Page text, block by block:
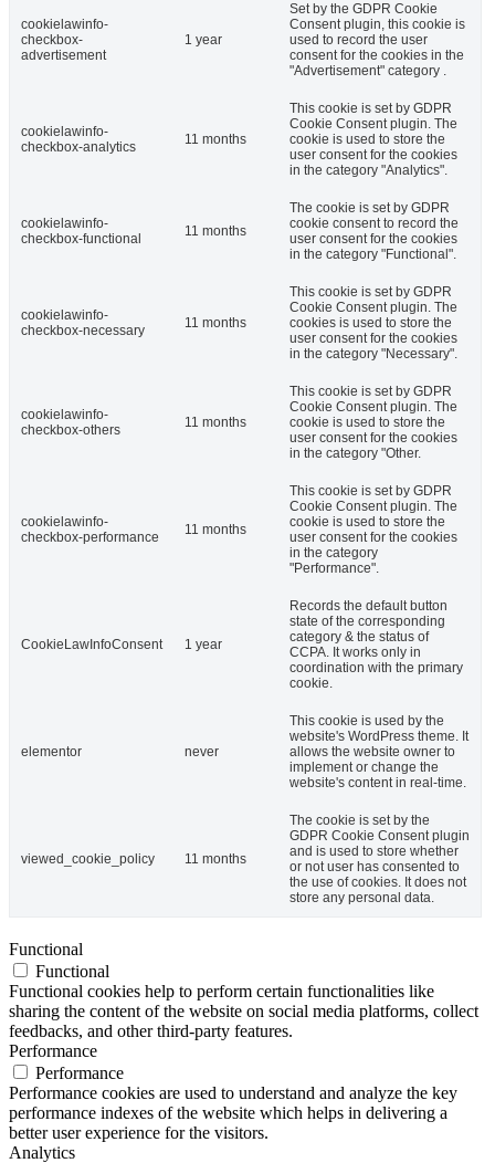
cookielawinfo-
checkbox-
advertisement
1 year
Set by the GDPR Cookie
Consent plugin, this cookie is
used to record the user
consent for the cookies in the
"Advertisement" category .
cookielawinfo-
checkbox-analytics
11 months
This cookie is set by GDPR
Cookie Consent plugin. The
cookie is used to store the
user consent for the cookies
in the category "Analytics".
cookielawinfo-
checkbox-functional
11 months
The cookie is set by GDPR
cookie consent to record the
user consent for the cookies
in the category "Functional".
cookielawinfo-
checkbox-necessary
11 months
This cookie is set by GDPR
Cookie Consent plugin. The
cookies is used to store the
user consent for the cookies
in the category "Necessary".
cookielawinfo-
checkbox-others
11 months
This cookie is set by GDPR
Cookie Consent plugin. The
cookie is used to store the
user consent for the cookies
in the category "Other.
cookielawinfo-
checkbox-performance
11 months
This cookie is set by GDPR
Cookie Consent plugin. The
cookie is used to store the
user consent for the cookies
in the category
"Performance".
CookieLawInfoConsent 1 year
Records the default button
state of the corresponding
category & the status of
CCPA. It works only in
coordination with the primary
cookie.
elementor never
This cookie is used by the
website's WordPress theme. It
allows the website owner to
implement or change the
website's content in real-time.
viewed_cookie_policy 11 months
The cookie is set by the
GDPR Cookie Consent plugin
and is used to store whether
or not user has consented to
the use of cookies. It does not
store any personal data.
Functional
Functional
Functional cookies help to perform certain functionalities like
sharing the content of the website on social media platforms, collect
feedbacks, and other third-party features.
Performance
Performance
Performance cookies are used to understand and analyze the key
performance indexes of the website which helps in delivering a
better user experience for the visitors.
Analytics